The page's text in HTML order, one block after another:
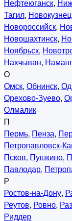
Нефтеюганск,
Тагил,
Новороссийск,
Новошахтинск,
Ноябрьск,
Нахчыван,
О
Омск, Обнинск,
Орехово-Зуево,
Олмалик
П
Пермь, Пенза,
Петропавловск-
Псков, Пушкино,
Павлодар,
Р
Ростов-на-Дону,
Реутов, Ровно,
Риддер